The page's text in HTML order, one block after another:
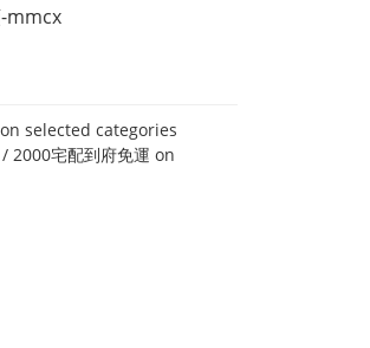
mmcx
selected categories
2000宅配到府免運 on